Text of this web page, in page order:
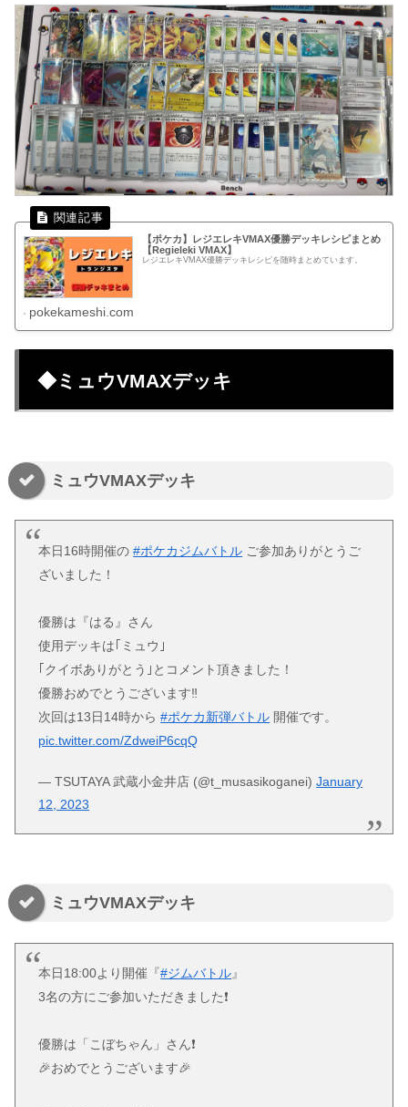
【ポケカ】レジエレキVMAX優勝デッキレシピまとめ
【Regieleki VMAX】
レジエレキVMAX優勝デッキレシピを随時まとめています。
pokekameshi.com
◆ミュウVMAXデッキ
ミュウVMAXデッキ
本日16時開催の#ポケカジムバトル ご参加ありがとうご
ざいました！
優勝は『はる』さん
使用デッキは｢ミュウ｣
｢クイボありがとう｣とコメント頂きました！
優勝おめでとうございます‼️
次回は13日14時から#ポケカ新弾バトル 開催です。
pic.twitter.com/ZdweiP6cqQ
— TSUTAYA 武蔵小金井店 (@t_musasikoganei)January
12, 2023
ミュウVMAXデッキ
本日18:00より開催『#ジムバトル』
3名の方にご参加いただきました❗️
優勝は「こぼちゃん」さん❗️
🎉おめでとうございます🎉